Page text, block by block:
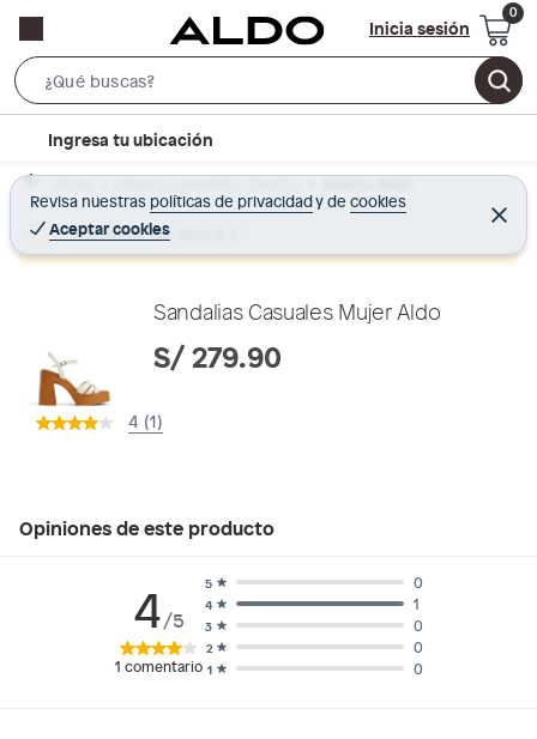
Inicia sesión
e
r
c
B
r
c
t
Ingresa tu ubicación
Revisa nuestras políticas de privacidadyde cookies
Aceptar cookies
C
e
r
Home Calzado y zapatillas - Zapatos Zapatos Mujer
Producto sin stock :(
Sandalias Casuales Mujer Aldo
S/ 279.90
4 (1)
Opiniones de este producto
4/5
1 comentario 1 0
2 0
3 0
4 1
5 0